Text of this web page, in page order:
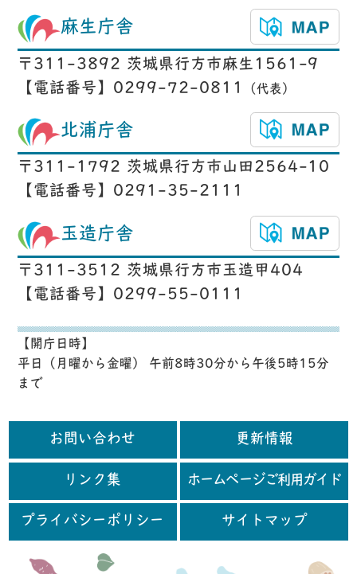
麻生庁舎
〒311-3892 茨城県行方市麻生1561-9
【電話番号】0299-72-0811
（代表）
北浦庁舎
〒311-1792 茨城県行方市山田2564-10
【電話番号】0291-35-2111
玉造庁舎
〒311-3512 茨城県行方市玉造甲404
【電話番号】0299-55-0111
【開庁日時】
平日（月曜から金曜） 午前8時30分から午後5時15分
まで
お問い合わせ 更新情報
リンク集 ホームページご利用ガイド
プライバシーポリシー サイトマップ